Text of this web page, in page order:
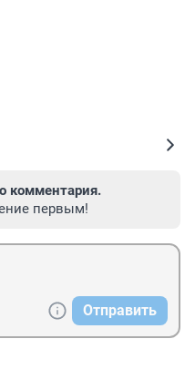
комментария.
первым!
Отправить